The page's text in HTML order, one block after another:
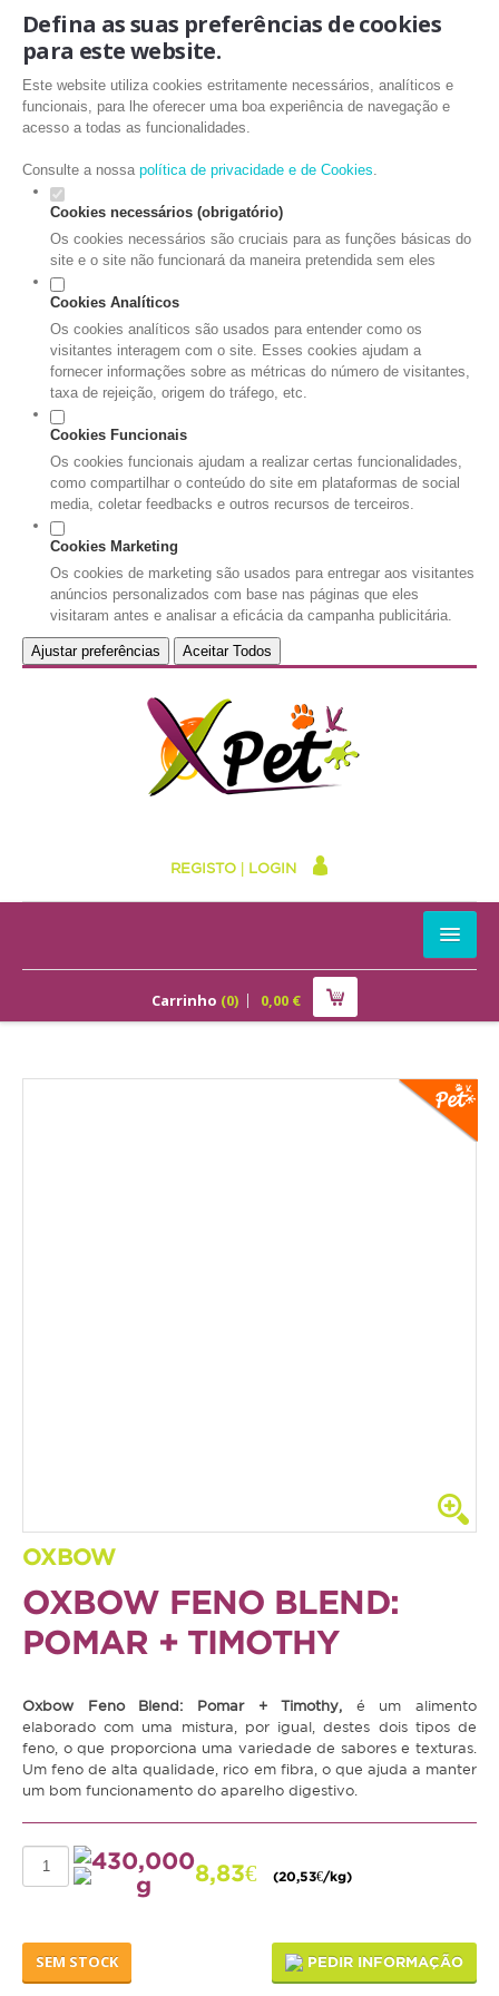
Defina as suas preferências de cookies
para este website.
Este website utiliza cookies estritamente necessários, analíticos e
funcionais, para lhe oferecer uma boa experiência de navegação e
acesso a todas as funcionalidades.
Consulte a nossa política de privacidade e de Cookies.
Cookies necessários (obrigatório)
Os cookies necessários são cruciais para as funções básicas do
site e o site não funcionará da maneira pretendida sem eles
Cookies Analíticos
Os cookies analíticos são usados para entender como os
visitantes interagem com o site. Esses cookies ajudam a
fornecer informações sobre as métricas do número de visitantes,
taxa de rejeição, origem do tráfego, etc.
Cookies Funcionais
Os cookies funcionais ajudam a realizar certas funcionalidades,
como compartilhar o conteúdo do site em plataformas de social
media, coletar feedbacks e outros recursos de terceiros.
Cookies Marketing
Os cookies de marketing são usados para entregar aos visitantes
anúncios personalizados com base nas páginas que eles
visitaram antes e analisar a eficácia da campanha publicitária.
Ajustar preferências Aceitar Todos
REGISTO LOGIN
ALIMENTAÇÃO
Coelho
Porquinho da Índia
Chinchila
Furão
Degu
Hamster
Ouriço
Aves
Carrinho (0) 0,00€
OXBOW
OXBOW FENO BLEND:
POMAR + TIMOTHY
Oxbow Feno Blend: Pomar + Timothy, é um alimento
elaborado com uma mistura, por igual, destes dois tipos de
feno, o que proporciona uma variedade de sabores e texturas.
Um feno de alta qualidade, rico em fibra, o que ajuda a manter
um bom funcionamento do aparelho digestivo.
430,000
g
8,83€ (20,53€/kg)
SEM STOCK PEDIR INFORMAÇÃO